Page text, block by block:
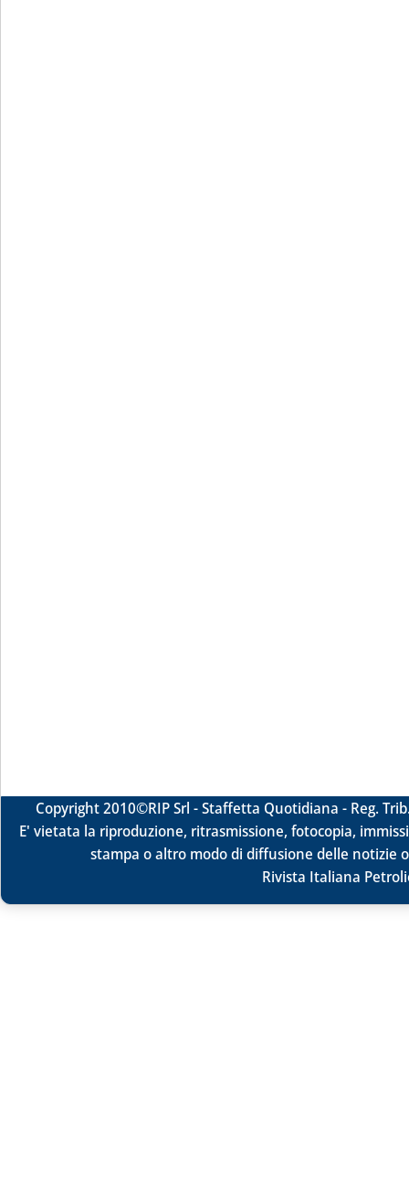
Copyright 2010©RIP Srl -Staffetta Quotidiana - Reg.
E' vietata la riproduzione, ritrasmissione, fotocopia,
stampa o altro modo di diffusione delle notizie
Rivista Italiana